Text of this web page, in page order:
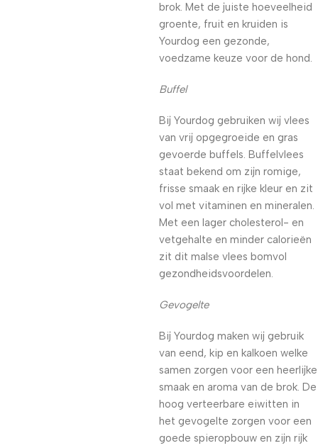
brok. Met de juiste hoeveelheid
groente, fruit en kruiden is
Yourdog een gezonde,
voedzame keuze voor de hond.
Buffel
Bij Yourdog gebruiken wij vlees
van vrij opgegroeide en gras
gevoerde buffels. Buffelvlees
staat bekend om zijn romige,
frisse smaak en rijke kleur en zit
vol met vitaminen en mineralen.
Met een lager cholesterol- en
vetgehalte en minder calorieën
zit dit malse vlees bomvol
gezondheidsvoordelen.
Gevogelte
Bij Yourdog maken wij gebruik
van eend, kip en kalkoen welke
samen zorgen voor een heerlijke
smaak en aroma van de brok. De
hoog verteerbare eiwitten in
het gevogelte zorgen voor een
goede spieropbouw en zijn rijk